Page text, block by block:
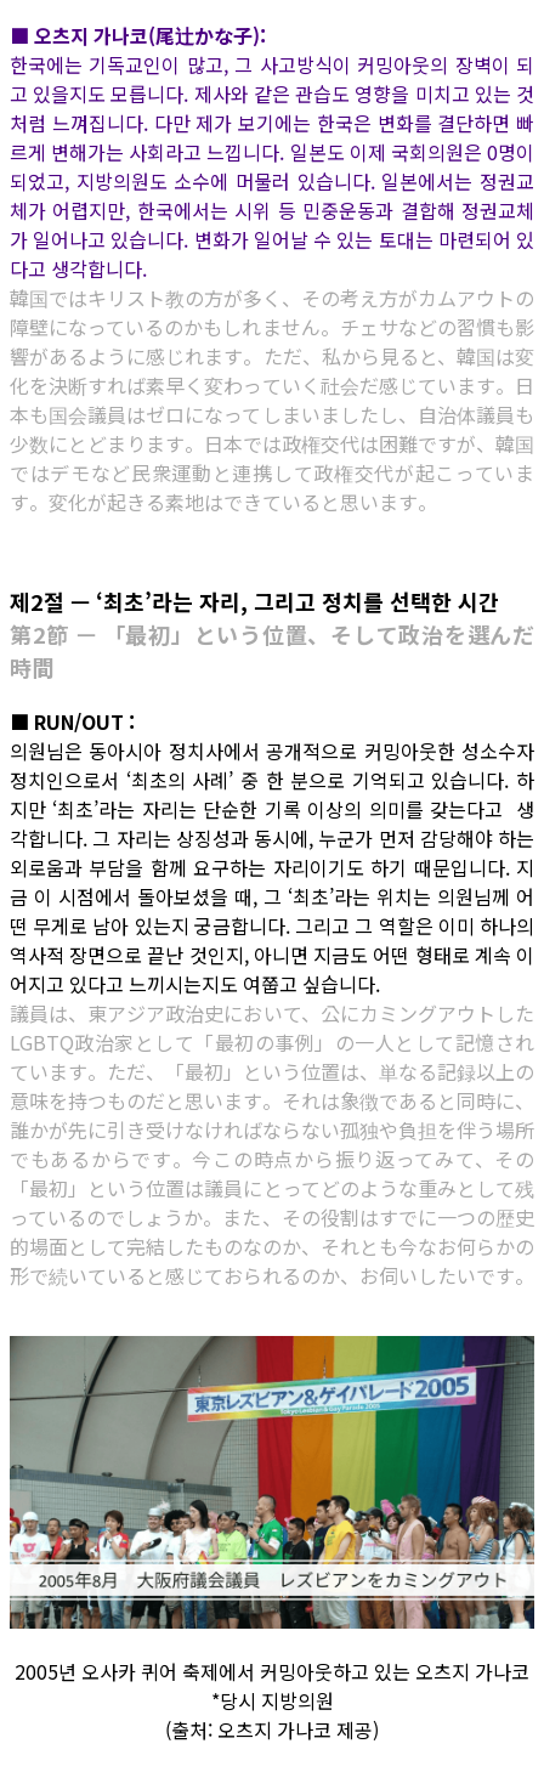
■ 오츠지 가나코(尾辻かな子):
한국에는 기독교인이 많고, 그 사고방식이 커밍아웃의 장벽이 되
고 있을지도 모릅니다. 제사와 같은 관습도 영향을 미치고 있는 것
처럼 느껴집니다. 다만 제가 보기에는 한국은 변화를 결단하면 빠
르게 변해가는 사회라고 느낍니다. 일본도 이제 국회의원은 0명이
되었고, 지방의원도 소수에 머물러 있습니다. 일본에서는 정권교
체가 어렵지만, 한국에서는 시위 등 민중운동과 결합해 정권교체
가 일어나고 있습니다. 변화가 일어날 수 있는 토대는 마련되어 있
다고 생각합니다.
韓国ではキリスト教の方が多く、その考え方がカムアウトの
障壁になっているのかもしれません。チェサなどの習慣も影
響があるように感じれます。ただ、私から見ると、韓国は変
化を決断すれば素早く変わっていく社会だ感じています。日
本も国会議員はゼロになってしまいましたし、自治体議員も
少数にとどまります。日本では政権交代は困難ですが、韓国
ではデモなど民衆運動と連携して政権交代が起こっていま
す。変化が起きる素地はできていると思います。
제2절 — ‘최초’라는 자리, 그리고 정치를 선택한 시간
第2節 — 「最初」という位置、そして政治を選んだ
時間
■ RUN/OUT :
의원님은 동아시아 정치사에서 공개적으로 커밍아웃한 성소수자
정치인으로서 ‘최초의 사례’ 중 한 분으로 기억되고 있습니다. 하
지만 ‘최초’라는 자리는 단순한 기록 이상의 의미를 갖는다고 생
각합니다. 그 자리는 상징성과 동시에, 누군가 먼저 감당해야 하는
외로움과 부담을 함께 요구하는 자리이기도 하기 때문입니다. 지
금 이 시점에서 돌아보셨을 때, 그 ‘최초’라는 위치는 의원님께 어
떤 무게로 남아 있는지 궁금합니다. 그리고 그 역할은 이미 하나의
역사적 장면으로 끝난 것인지, 아니면 지금도 어떤 형태로 계속 이
어지고 있다고 느끼시는지도 여쭙고 싶습니다.
議員は、東アジア政治史において、公にカミングアウトした
LGBTQ政治家として「最初の事例」の一人として記憶され
ています。ただ、「最初」という位置は、単なる記録以上の
意味を持つものだと思います。それは象徴であると同時に、
誰かが先に引き受けなければならない孤独や負担を伴う場所
でもあるからです。今この時点から振り返ってみて、その
「最初」という位置は議員にとってどのような重みとして残
っているのでしょうか。また、その役割はすでに一つの歴史
的場面として完結したものなのか、それとも今なお何らかの
形で続いていると感じておられるのか、お伺いしたいです。
2005년 오사카 퀴어 축제에서 커밍아웃하고 있는 오츠지 가나코
*당시 지방의원
(출처: 오츠지 가나코 제공)